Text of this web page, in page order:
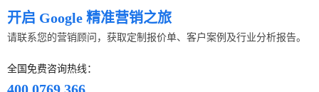
开启 Google 精准营销之旅
请联系您的营销顾问，获取定制报价单、客户案例及行业分析报告。
全国免费咨询热线：